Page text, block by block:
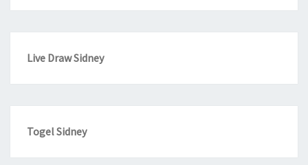
Live Draw Sidney
Togel Sidney